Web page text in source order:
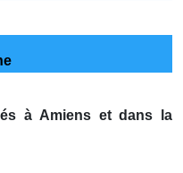
à Amiens et dans la